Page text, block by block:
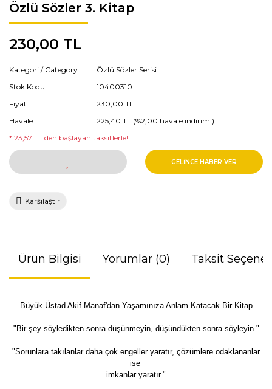
Özlü Sözler 3. Kitap
230,00 TL
Kategori / Category
Özlü Sözler Serisi
Stok Kodu
10400310
Fiyat
230,00 TL
Havale
225,40 TL (%2,00 havale indirimi)
* 23,57 TL den başlayan taksitlerle!!
GELİNCE HABER VER
Karşılaştır
Ürün Bilgisi Yorumlar (0) Taksit
Büyük Üstad Akif Manaf'dan Yaşamınıza Anlam Katacak Bir Kitap
"Bir şey söyledikten sonra düşünmeyin, düşündükten sonra söyleyin."
"Sorunlara takılanlar daha çok engeller yaratır, çözümlere odaklananlar
ise
imkanlar yaratır."